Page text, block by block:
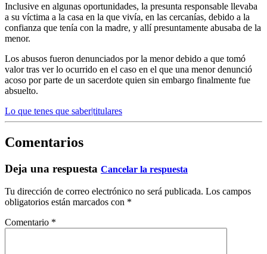
Inclusive en algunas oportunidades, la presunta responsable llevaba
a su víctima a la casa en la que vivía, en las cercanías, debido a la
confianza que tenía con la madre, y allí presuntamente abusaba de la
menor.
Los abusos fueron denunciados por la menor debido a que tomó
valor tras ver lo ocurrido en el caso en el que una menor denunció
acoso por parte de un sacerdote quien sin embargo finalmente fue
absuelto.
Lo que tenes que saber|titulares
Comentarios
Deja una respuesta Cancelar la respuesta
Tu dirección de correo electrónico no será publicada. Los campos
obligatorios están marcados con *
Comentario *